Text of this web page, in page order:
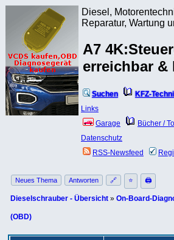
Diesel,
Reparatur, Wartung
A7
erreichbar &
Suchen KFZ-
Links
Garage
Bücher /
Datenschutz
RSS-Newsfeed
Neues Thema Antworten 🔗 ⭐ 🖨
Dieselschrauber - Übersicht » On-Board-
(OBD)